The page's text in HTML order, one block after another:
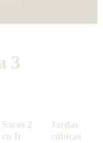
3
Sacos 2
cu ft
Jardas
cúbicas